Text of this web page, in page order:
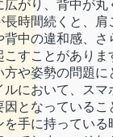
広がり、背中が丸
長時間続くと、
背中の違和感、さ
こすことがあり
方や姿勢の問題
ルにおいて、ス
因となっている
を手に持ってい